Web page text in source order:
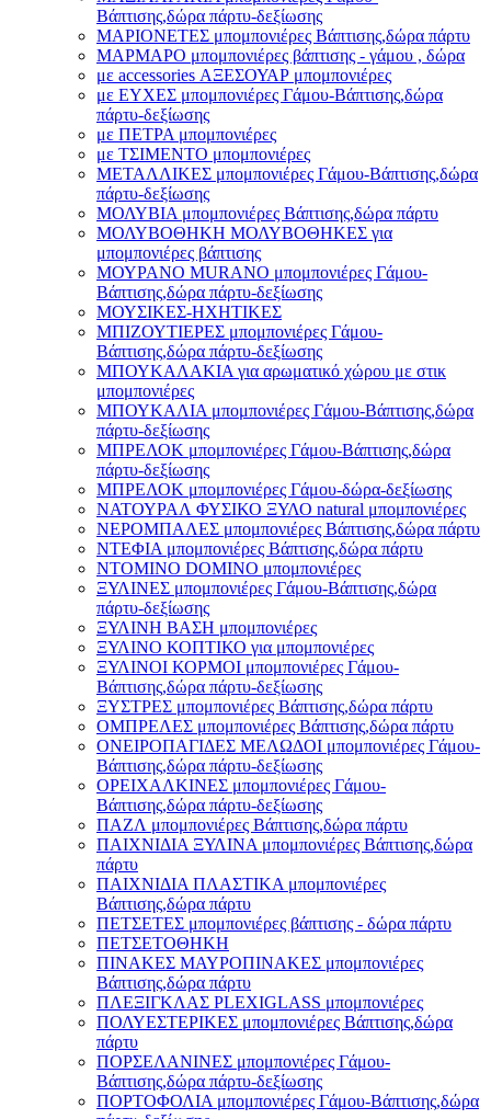
Βάπτισης,δώρα πάρτυ-δεξίωσης
ΜΑΡΙΟΝΕΤΕΣ μπομπονιέρες Βάπτισης,δώρα πάρτυ
ΜΑΡΜΑΡΟ μπομπονιέρες βάπτισης - γάμου , δώρα
με accessories ΑΞΕΣΟΥΑΡ μπομπονιέρες
με ΕΥΧΕΣ μπομπονιέρες Γάμου-Βάπτισης,δώρα
πάρτυ-δεξίωσης
με ΠΕΤΡΑ μπομπονιέρες
με ΤΣΙΜΕΝΤΟ μπομπονιέρες
ΜΕΤΑΛΛΙΚΕΣ μπομπονιέρες Γάμου-Βάπτισης,δώρα
πάρτυ-δεξίωσης
ΜΟΛΥΒΙΑ μπομπονιέρες Βάπτισης,δώρα πάρτυ
ΜΟΛΥΒΟΘΗΚΗ ΜΟΛΥΒΟΘΗΚΕΣ για
μπομπονιέρες βάπτισης
ΜΟΥΡΑΝΟ MURANO μπομπονιέρες Γάμου-
Βάπτισης,δώρα πάρτυ-δεξίωσης
ΜΟΥΣΙΚΕΣ-ΗΧΗΤΙΚΕΣ
ΜΠΙΖΟΥΤΙΕΡΕΣ μπομπονιέρες Γάμου-
Βάπτισης,δώρα πάρτυ-δεξίωσης
ΜΠΟΥΚΑΛΑΚΙΑ για αρωματικό χώρου με στικ
μπομπονιέρες
ΜΠΟΥΚΑΛΙΑ μπομπονιέρες Γάμου-Βάπτισης,δώρα
πάρτυ-δεξίωσης
ΜΠΡΕΛΟΚ μπομπονιέρες Γάμου-Βάπτισης,δώρα
πάρτυ-δεξίωσης
ΜΠΡΕΛΟΚ μπομπονιέρες Γάμου-δώρα-δεξίωσης
ΝΑΤΟΥΡΑΛ ΦΥΣΙΚΟ ΞΥΛΟ natural μπομπονιέρες
ΝΕΡΟΜΠΑΛΕΣ μπομπονιέρες Βάπτισης,δώρα πάρτυ
ΝΤΕΦΙΑ μπομπονιέρες Βάπτισης,δώρα πάρτυ
ΝΤΟΜΙΝΟ DOMINO μπομπονιέρες
ΞΥΛΙΝΕΣ μπομπονιέρες Γάμου-Βάπτισης,δώρα
πάρτυ-δεξίωσης
ΞΥΛΙΝΗ ΒΑΣΗ μπομπονιέρες
ΞΥΛΙΝΟ ΚΟΠΤΙΚΟ για μπομπονιέρες
ΞΥΛΙΝΟΙ ΚΟΡΜΟΙ μπομπονιέρες Γάμου-
Βάπτισης,δώρα πάρτυ-δεξίωσης
ΞΥΣΤΡΕΣ μπομπονιέρες Βάπτισης,δώρα πάρτυ
ΟΜΠΡΕΛΕΣ μπομπονιέρες Βάπτισης,δώρα πάρτυ
ΟΝΕΙΡΟΠΑΓΙΔΕΣ ΜΕΛΩΔΟΙ μπομπονιέρες Γάμου-
Βάπτισης,δώρα πάρτυ-δεξίωσης
ΟΡΕΙΧΑΛΚΙΝΕΣ μπομπονιέρες Γάμου-
Βάπτισης,δώρα πάρτυ-δεξίωσης
ΠΑΖΛ μπομπονιέρες Βάπτισης,δώρα πάρτυ
ΠΑΙΧΝΙΔΙΑ ΞΥΛΙΝΑ μπομπονιέρες Βάπτισης,δώρα
πάρτυ
ΠΑΙΧΝΙΔΙΑ ΠΛΑΣΤΙΚΑ μπομπονιέρες
Βάπτισης,δώρα πάρτυ
ΠΕΤΣΕΤΕΣ μπομπονιέρες βάπτισης - δώρα πάρτυ
ΠΕΤΣΕΤΟΘΗΚΗ
ΠΙΝΑΚΕΣ ΜΑΥΡΟΠΙΝΑΚΕΣ μπομπονιέρες
Βάπτισης,δώρα πάρτυ
ΠΛΕΞΙΓΚΛΑΣ PLEXIGLASS μπομπονιέρες
ΠΟΛΥΕΣΤΕΡΙΚΕΣ μπομπονιέρες Βάπτισης,δώρα
πάρτυ
ΠΟΡΣΕΛΑΝΙΝΕΣ μπομπονιέρες Γάμου-
Βάπτισης,δώρα πάρτυ-δεξίωσης
ΠΟΡΤΟΦΟΛΙΑ μπομπονιέρες Γάμου-Βάπτισης,δώρα